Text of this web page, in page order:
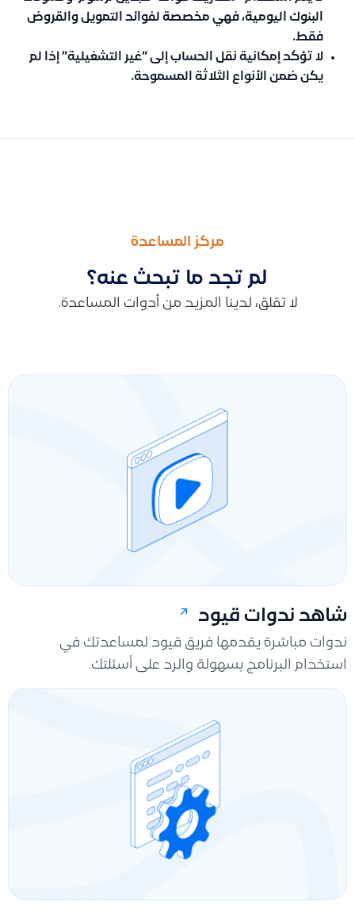
البنوك اليومية، فهي مخصصة لفوائد التمويل والقروض
فقط.
لا تؤكد إمكانية نقل الحساب إلى “غير التشغيلية” إذا لم
يكن ضمن الأنواع الثلاثة المسموحة.
مركز المساعدة
لم تجد ما تبحث عنه؟
لا تقلق، لدينا المزيد من أدوات المساعدة.
شاهد ندوات قيود
ندوات مباشرة يقدمها فريق قيود لمساعدتك في
استخدام البرنامج بسهولة والرد على أسئلتك.